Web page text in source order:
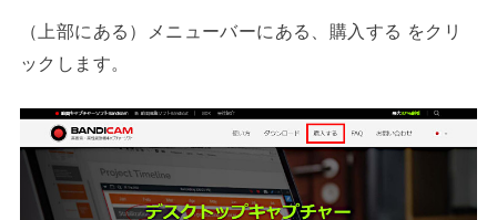
（上部にある）メニューバーにある、購入する をクリ
ックします。